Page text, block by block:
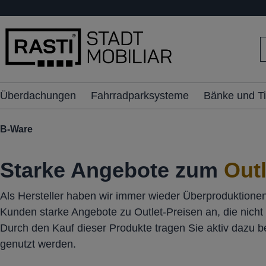
springen
Überdachungen Fahrradparksysteme Bänke und
B-Ware
Starke Angebote zum
Als Hersteller haben wir immer wieder
Kunden starke Angebote zu Outlet-Preisen an, die
Durch den Kauf dieser Produkte tragen Sie aktiv dazu
genutzt werden.